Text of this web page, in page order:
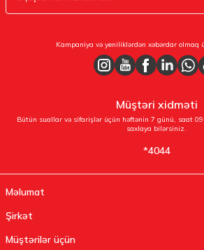
Kampaniya və yeniliklərdən xəbərdar olmaq
Müştəri xidməti
Bütün suallar və sifarişlər üçün həftənin 7 günü, saat
saxlaya bilərsiniz.
*4044
Məlumat
Şirkət
Müştərilər üçün